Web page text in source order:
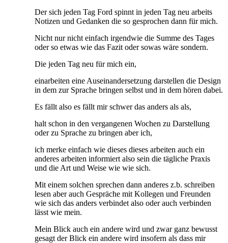
Der sich jeden Tag Ford spinnt in jeden Tag neu arbeits
Notizen und Gedanken die so gesprochen dann für mich.
Nicht nur nicht einfach irgendwie die Summe des Tages
oder so etwas wie das Fazit oder sowas wäre sondern.
Die jeden Tag neu für mich ein,
einarbeiten eine Auseinandersetzung darstellen die Design
in dem zur Sprache bringen selbst und in dem hören dabei.
Es fällt also es fällt mir schwer das anders als als,
halt schon in den vergangenen Wochen zu Darstellung
oder zu Sprache zu bringen aber ich,
ich merke einfach wie dieses dieses arbeiten auch ein
anderes arbeiten informiert also sein die tägliche Praxis
und die Art und Weise wie wie sich.
Mit einem solchen sprechen dann anderes z.b. schreiben
lesen aber auch Gespräche mit Kollegen und Freunden
wie sich das anders verbindet also oder auch verbinden
lässt wie mein.
Mein Blick auch ein andere wird und zwar ganz bewusst
gesagt der Blick ein andere wird insofern als dass mir